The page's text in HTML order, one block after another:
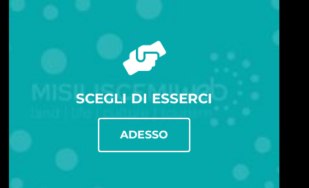
SCEGLI DI ESSERCI
ADESSO